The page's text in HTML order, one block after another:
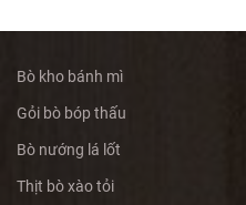
Bò kho bánh mì
Gỏi bò bóp thấu
Bò nướng lá lốt
Thịt bò xào tỏi